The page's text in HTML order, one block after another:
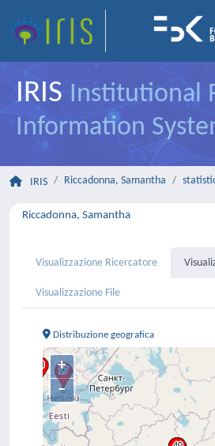
IRIS Institutional
Information
IRIS Riccadonna, Samantha
Riccadonna, Samantha
Visualizzazione Ricercatore
Visualizzazione File
Distribuzione geografica
+
–